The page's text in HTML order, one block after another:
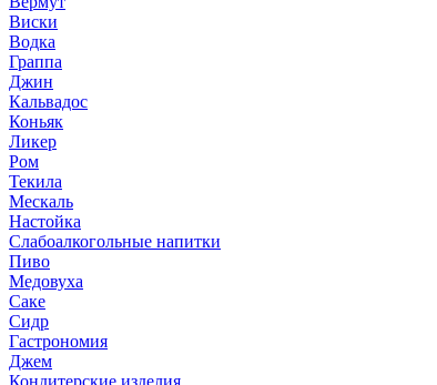
Виски
Водка
Граппа
Джин
Кальвадос
Коньяк
Ликер
Ром
Текила
Мескаль
Настойка
Слабоалкогольные напитки
Пиво
Медовуха
Саке
Сидр
Гастрономия
Джем
Кондитерские изделия